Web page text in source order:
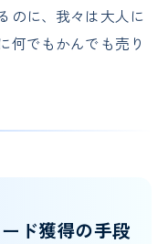
のに、我々は大人に
何でもかんでも売り
ド獲得の手段